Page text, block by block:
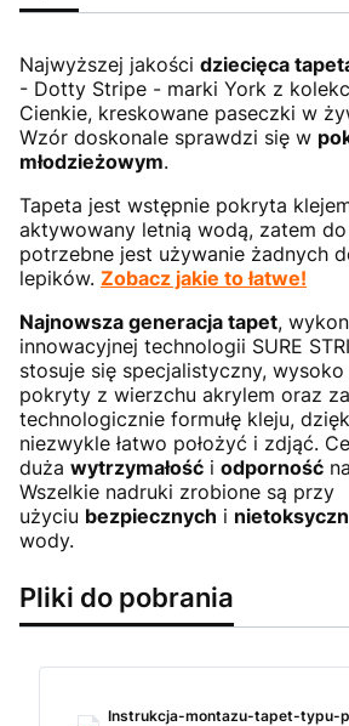
Najwyższej jakości dziecięca
- Dotty Stripe - marki York z
Cienkie, kreskowane paseczki w
Wzór doskonale sprawdzi się w
młodzieżowym.
Tapeta jest wstępnie pokryta
aktywowany letnią wodą, zatem do
potrzebne jest używanie żadnych
lepików. Zobacz jakie to łatwe!
Najnowsza generacja tapet,
innowacyjnej technologii SURE
stosuje się specjalistyczny,
pokryty z wierzchu akrylem oraz
technologicznie formułę kleju,
niezwykle łatwo położyć i zdjąć.
duża wytrzymałość i odporność
Wszelkie nadruki zrobione są przy
użyciu bezpiecznych i
wody.
Pliki do pobrania
Instrukcja-montazu-tapet-typu-